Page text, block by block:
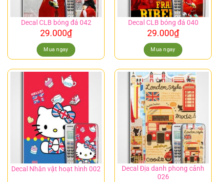
Decal CLB bóng đá 042
29.000₫
Mua ngay
Decal CLB bóng đá 040
29.000₫
Mua ngay
Decal Nhân vật hoạt hình 002
Decal Địa danh phong cảnh
026